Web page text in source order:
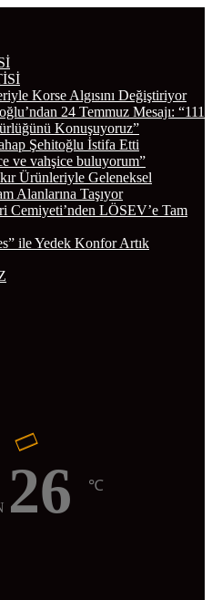
Korse Algısını Değiştiriyor
24 Temmuz Mesajı: “111
Konuşuyoruz”
Şehitoğlu İstifa Etti
ve vahşice buluyorum”
Ürünleriyle Geleneksel
Alanlarına Taşıyor
Cemiyeti’nden LÖSEV’e Tam
ile Yedek Konfor Artık
26 ℃